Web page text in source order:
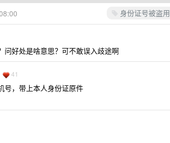
身份证号被盗用
问好处是啥意思？可不敢误入歧途啊
41
号，带上本人身份证原件